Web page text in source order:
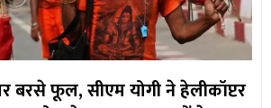
बरसे फूल, सीएम योगी ने हेलीकॉप्टर